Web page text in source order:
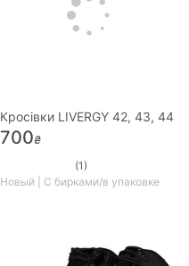
Кросівки LIVERGY 42, 43, 44
700₴
(1)
Новый | С бирками/в упаковке